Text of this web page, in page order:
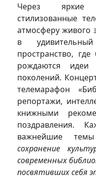
Через яркие
стилизованные
атмосферу живого
в
пространство,
рождаются идеи
поколений.
телемарафон
репортажи,
книжными
поздравления.
важнейшие
сохранение
современных
посвятивших себя